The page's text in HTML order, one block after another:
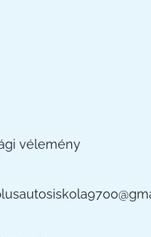
vélemény